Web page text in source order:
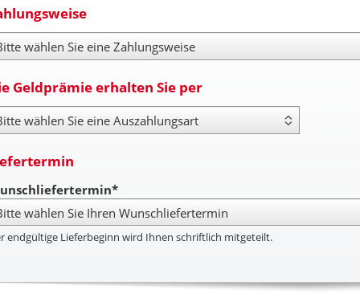
Geldprämie erhalten Sie per
Type
endgültige Lieferbeginn wird Ihnen schriftlich mitgeteilt.